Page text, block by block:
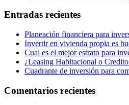
Entradas recientes
Planeación financiera para
Invertir en vivienda propia es
Cual es el mejor estrato para
¿Leasing Habitacional o
Cuadrante de inversión para
Comentarios recientes